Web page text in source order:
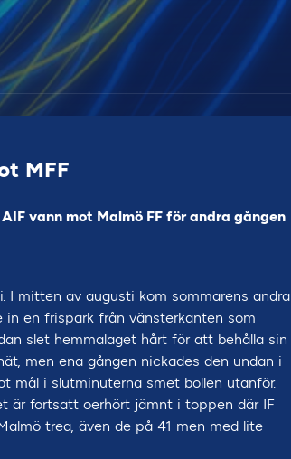
MFF
vann mot Malmö FF för andra gången
I mitten av augusti kom sommarens andra
in en frispark från vänsterkanten som
slet hemmalaget hårt för att behålla sin
men ena gången nickades den undan i
mål i slutminuterna smet bollen utanför.
är fortsatt oerhört jämnt i toppen där IF
trea, även de på 41 men med lite